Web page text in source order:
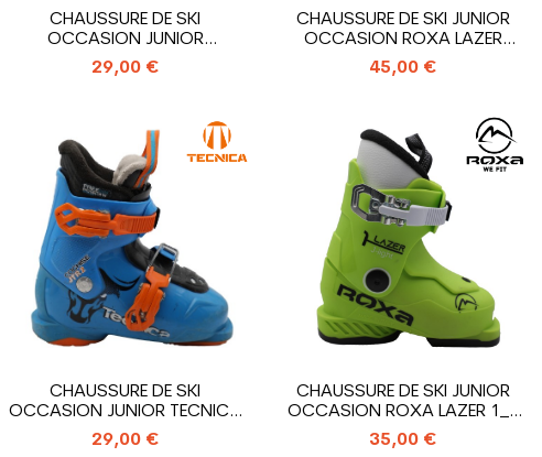
CHAUSSURE DE SKI
OCCASION JUNIOR
SALOMON T2_2 CROCHETS
29,00 €
CHAUSSURE DE SKI JUNIOR
OCCASION ROXA LAZER
3_3...
45,00 €
CHAUSSURE DE SKI
OCCASION JUNIOR TECNICA
COCHISE...
29,00 €
CHAUSSURE DE SKI JUNIOR
OCCASION ROXA LAZER 1_1
CROCHET
35,00 €